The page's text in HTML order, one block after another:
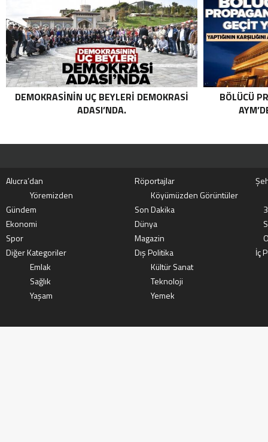
ORTAK OPERASYON! KIRMIZI
KATEGORIDEKI TERÖRIST NAZLI
TAŞPINAR ETKISIZ HALE GETIRILDI .
DEMOKRASININ UÇ BEYLERI DEMOKRASI
ADASI’NDA.
BÖLÜCÜ
Alucra’dan Röportajlar
Yöremizden
Köyümüzden Görüntüler
Gündem
Son Dakika
Ekonomi
Dünya
Spor
Magazin
Diğer Kategoriler
Dış Politika
İç
Emlak
Kültür Sanat
Sağlık
Teknoloji
Yaşam
Yemek